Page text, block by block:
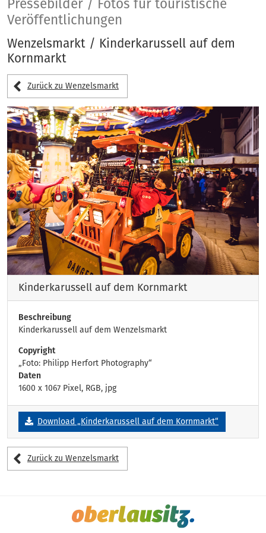
Pressebilder / Fotos für touristische
Veröffentlichungen
Wenzelsmarkt / Kinderkarussell auf dem
Kornmarkt
Zurück zu Wenzelsmarkt
Kinderkarussell auf dem Kornmarkt
Beschreibung
Kinderkarussell auf dem Wenzelsmarkt
Copyright
„Foto: Philipp Herfort Photography“
Daten
1600 x 1067 Pixel, RGB, jpg
Download „Kinderkarussell auf dem Kornmarkt“
Zurück zu Wenzelsmarkt